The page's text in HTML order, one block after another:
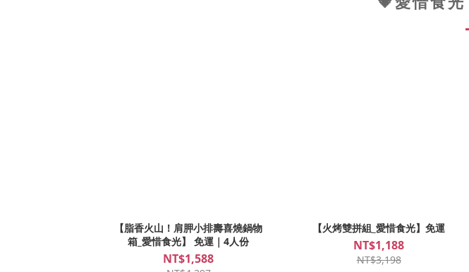
【脂香火山！肩胛小排壽喜燒鍋物
箱_愛惜食光】 免運｜4人份
NT$1,588
【火烤雙拼組_愛惜食光】免運
NT$1,188
NT$3,198